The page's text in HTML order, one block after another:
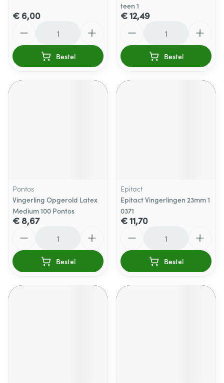
€ 6,00
Bestel
teen 1
€ 12,49
Bestel
Pontos
Vingerling Opgerold Latex
Medium 100 Pontos
€ 8,67
Bestel
Epitact
Epitact Vingerlingen 23mm 1
0371
€ 11,70
Bestel